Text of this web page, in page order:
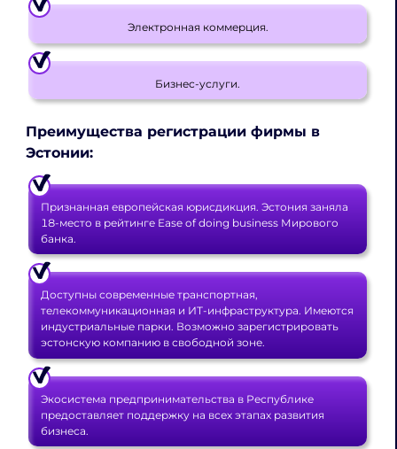
Электронная коммерция.
Бизнес-услуги.
Преимущества регистрации фирмы в
Эстонии:
Признанная европейская юрисдикция. Эстония заняла
18-место в рейтинге Ease of doing business Мирового
банка.
Доступны современные транспортная,
телекоммуникационная и ИТ-инфраструктура. Имеются
индустриальные парки. Возможно зарегистрировать
эстонскую компанию в свободной зоне.
Экосистема предпринимательства в Республике
предоставляет поддержку на всех этапах развития
бизнеса.